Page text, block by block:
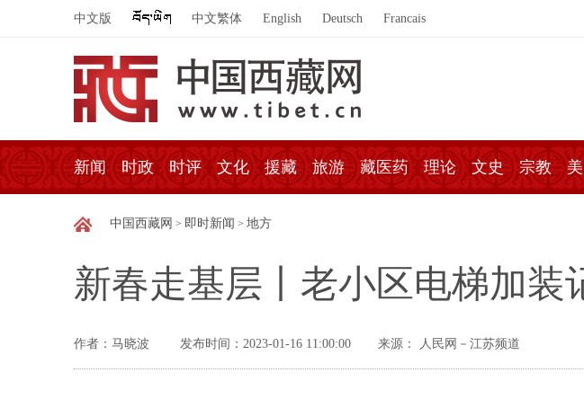
中文版 中文繁体 English Deutsch Francais
新闻 时政 时评 文化 援藏 旅游 藏医药 理论 文史 宗教
中国西藏网 > 即时新闻 > 地方
新春走基层丨老小区电梯加装
作者：马晓波 发布时间：2023-01-16 11:00:00 来源： 人民网－江苏频道